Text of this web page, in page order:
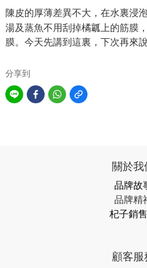
陳皮的厚薄差異不大，在水裏浸
湯及蒸魚不用刮掉橘瓤上的筋膜
膜。今天先講到這裏，下次再來
分享到
關於我
品牌故
品牌精
杞子銷
顧客服